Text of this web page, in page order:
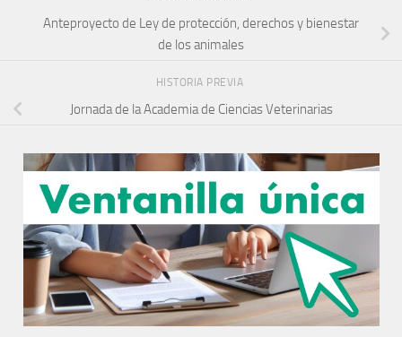
Anteproyecto de Ley de protección, derechos y bienestar
de los animales
HISTORIA PREVIA
Jornada de la Academia de Ciencias Veterinarias